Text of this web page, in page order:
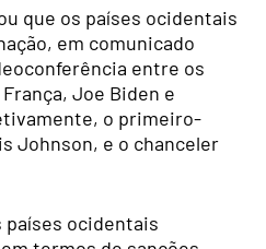
que os países ocidentais
em comunicado
entre os
Joe Biden e
o primeiro-
Johnson, e o chanceler
países ocidentais